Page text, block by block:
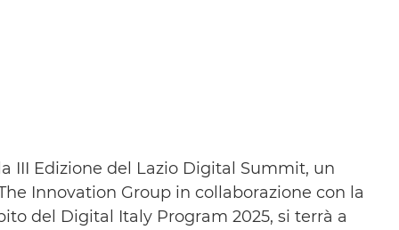
III Edizione del Lazio Digital Summit, un
Innovation Group in collaborazione con la
del Digital Italy Program 2025, si terrà a